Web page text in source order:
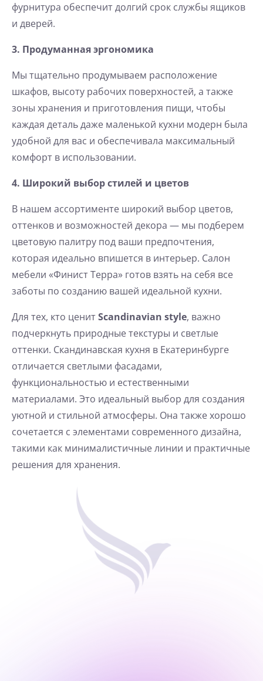
фурнитура обеспечит долгий срок службы ящиков
и дверей.
3. Продуманная эргономика
Мы тщательно продумываем расположение
шкафов, высоту рабочих поверхностей, а также
зоны хранения и приготовления пищи, чтобы
каждая деталь даже маленькой кухни модерн была
удобной для вас и обеспечивала максимальный
комфорт в использовании.
4. Широкий выбор стилей и цветов
В нашем ассортименте широкий выбор цветов,
оттенков и возможностей декора — мы подберем
цветовую палитру под ваши предпочтения,
которая идеально впишется в интерьер. Салон
мебели «Финист Терра» готов взять на себя все
заботы по созданию вашей идеальной кухни.
Для тех, кто ценитScandinavian style, важно
подчеркнуть природные текстуры и светлые
оттенки. Скандинавская кухня в Екатеринбурге
отличается светлыми фасадами,
функциональностью и естественными
материалами. Это идеальный выбор для создания
уютной и стильной атмосферы. Она также хорошо
сочетается с элементами современного дизайна,
такими как минималистичные линии и практичные
решения для хранения.